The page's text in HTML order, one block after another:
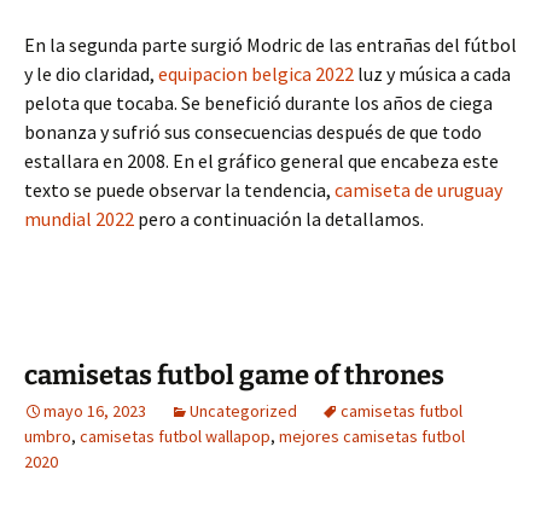
En la segunda parte surgió Modric de las entrañas del fútbol
y le dio claridad, equipacion belgica 2022 luz y música a cada
pelota que tocaba. Se benefició durante los años de ciega
bonanza y sufrió sus consecuencias después de que todo
estallara en 2008. En el gráfico general que encabeza este
texto se puede observar la tendencia, camiseta de uruguay
mundial 2022 pero a continuación la detallamos.
camisetas futbol game of thrones
mayo 16, 2023 Uncategorized
camisetas futbol
umbro, camisetas futbol wallapop, mejores camisetas futbol
2020